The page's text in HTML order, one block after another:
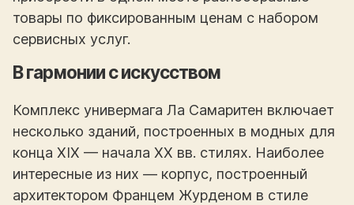
товары по фиксированным ценам с набором
сервисных услуг.
В гармонии с искусством
Комплекс универмага Ла Самаритен включает
несколько зданий, построенных в модных для
конца XIX — начала XX вв. стилях. Наиболее
интересные из них — корпус, построенный
архитектором Францем Журденом в стиле